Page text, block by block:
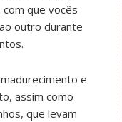
que vocês
outro durante
e
assim como
que levam